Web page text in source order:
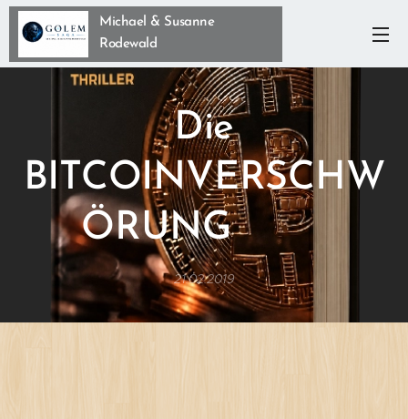
Michael & Susanne
Rodewald
Die
BITCOINVERSCHW
ÖRUNG
21.02.2019